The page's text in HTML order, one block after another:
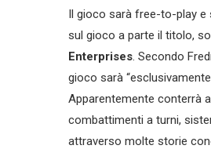
Il gioco sarà free-to-play e
sul gioco a parte il titolo,
Enterprises. Secondo
gioco sarà
Apparentemente conterrà
combattimenti a turni,
attraverso molte storie